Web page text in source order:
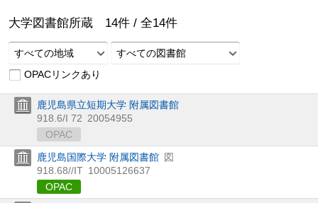
大学図書館所蔵 14件 / 全14件
すべての地域
すべての図書館
OPACリンクあり
鹿児島県立短期大学 附属図書館
918.6/I 72 20054955
OPAC
鹿児島国際大学 附属図書館 図
918.68//IT 10005126637
OPAC